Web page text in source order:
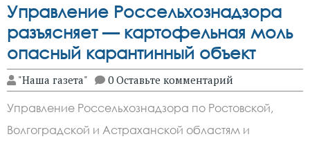
Управление Россельхознадзора
разъясняет — картофельная моль
опасный карантинный объект
"Наша газета" 0 Оставьте комментарий
Управление Россельхознадзора по Ростовской,
Волгоградской и Астраханской областям и